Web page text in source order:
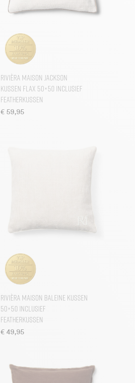
Rivièra Maison Jackson
Kussen Flax 50×50 inclusief
Featherkussen
€ 59,95
Rivièra Maison Baleine Kussen
50×50 inclusief
Featherkussen
€ 49,95